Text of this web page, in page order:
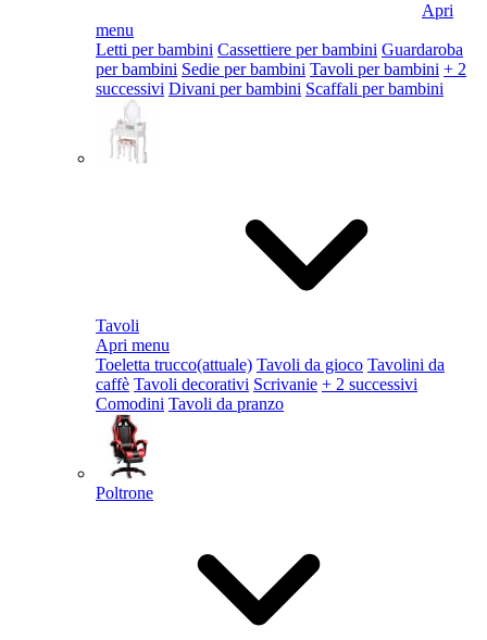
Apri
menu
Letti per bambini Cassettiere per bambini Guardaroba
per bambini Sedie per bambini Tavoli per bambini + 2
successivi Divani per bambini Scaffali per bambini
Tavoli
Apri menu
Toeletta trucco(attuale) Tavoli da gioco Tavolini da
caffè Tavoli decorativi Scrivanie + 2 successivi
Comodini Tavoli da pranzo
Poltrone